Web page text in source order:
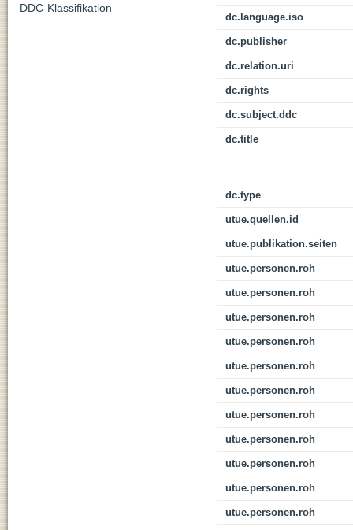
dc.language.iso
dc.publisher
dc.relation.uri
dc.rights
dc.subject.ddc
dc.title
dc.type
utue.quellen.id
utue.publikation.seiten
utue.personen.roh
utue.personen.roh
utue.personen.roh
utue.personen.roh
utue.personen.roh
utue.personen.roh
utue.personen.roh
utue.personen.roh
utue.personen.roh
utue.personen.roh
utue.personen.roh
DDC-Klassifikation